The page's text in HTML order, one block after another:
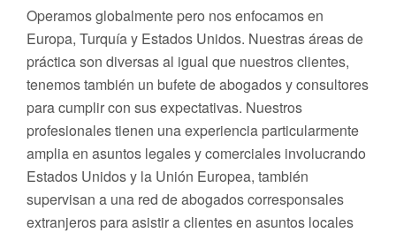
Operamos globalmente pero nos enfocamos en
Europa, Turquía y Estados Unidos. Nuestras áreas de
práctica son diversas al igual que nuestros clientes,
tenemos también un bufete de abogados y consultores
para cumplir con sus expectativas. Nuestros
profesionales tienen una experiencia particularmente
amplia en asuntos legales y comerciales involucrando
Estados Unidos y la Unión Europea, también
supervisan a una red de abogados corresponsales
extranjeros para asistir a clientes en asuntos locales